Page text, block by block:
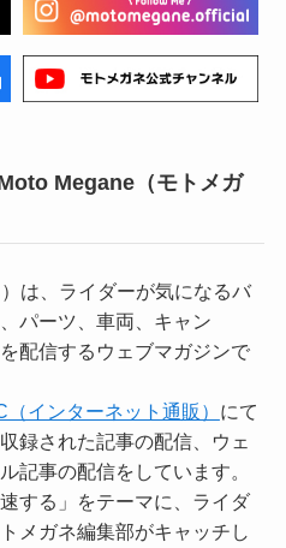
Megane（モトメガ
は、ライダーが気になるバ
パーツ、車両、キャン
配信するウェブマガジンで
インターネット通販） にて
録された記事の配信、ウェ
記事の配信をしています。
する」をテーマに、ライダ
メガネ編集部がキャッチし